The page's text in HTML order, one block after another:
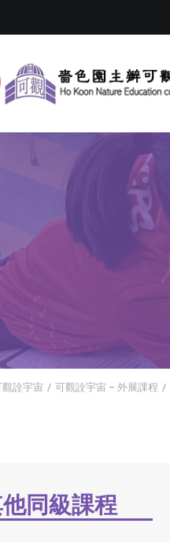
觀詮宇宙 可觀詮宇宙 – 外展課程
同級課程